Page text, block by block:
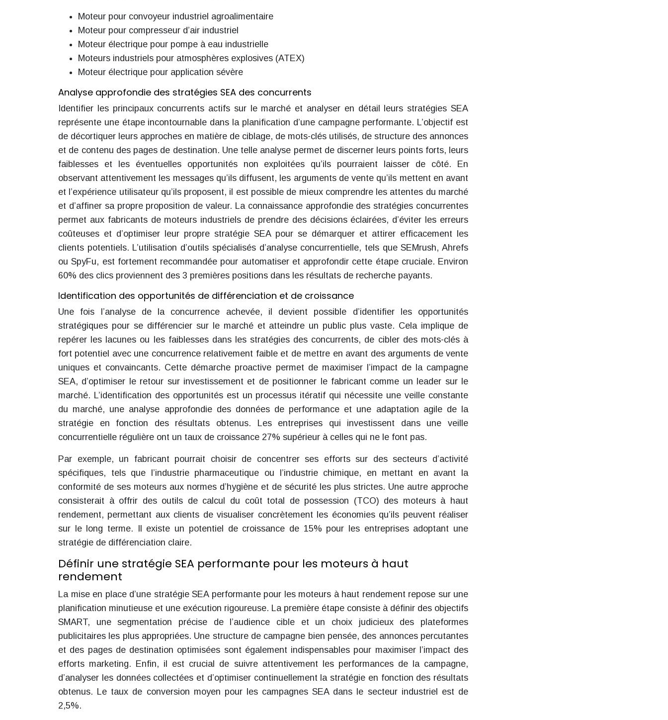
Moteur pour convoyeur industriel agroalimentaire
Moteur pour compresseur d’air industriel
Moteur électrique pour pompe à eau industrielle
Moteurs industriels pour atmosphères explosives (ATEX)
Moteur électrique pour application sévère
Analyse approfondie des stratégies SEA des concurrents
Identifier les principaux concurrents actifs sur le marché et analyser en détail leurs stratégies SEA
représente une étape incontournable dans la planification d’une campagne performante. L’objectif est
de décortiquer leurs approches en matière de ciblage, de mots-clés utilisés, de structure des annonces
et de contenu des pages de destination. Une telle analyse permet de discerner leurs points forts, leurs
faiblesses et les éventuelles opportunités non exploitées qu’ils pourraient laisser de côté. En
observant attentivement les messages qu’ils diffusent, les arguments de vente qu’ils mettent en avant
et l’expérience utilisateur qu’ils proposent, il est possible de mieux comprendre les attentes du marché
et d’affiner sa propre proposition de valeur. La connaissance approfondie des stratégies concurrentes
permet aux fabricants de moteurs industriels de prendre des décisions éclairées, d’éviter les erreurs
coûteuses et d’optimiser leur propre stratégie SEA pour se démarquer et attirer efficacement les
clients potentiels. L’utilisation d’outils spécialisés d’analyse concurrentielle, tels que SEMrush, Ahrefs
ou SpyFu, est fortement recommandée pour automatiser et approfondir cette étape cruciale. Environ
60% des clics proviennent des 3 premières positions dans les résultats de recherche payants.
Identification des opportunités de différenciation et de croissance
Une fois l’analyse de la concurrence achevée, il devient possible d’identifier les opportunités
stratégiques pour se différencier sur le marché et atteindre un public plus vaste. Cela implique de
repérer les lacunes ou les faiblesses dans les stratégies des concurrents, de cibler des mots-clés à
fort potentiel avec une concurrence relativement faible et de mettre en avant des arguments de vente
uniques et convaincants. Cette démarche proactive permet de maximiser l’impact de la campagne
SEA, d’optimiser le retour sur investissement et de positionner le fabricant comme un leader sur le
marché. L’identification des opportunités est un processus itératif qui nécessite une veille constante
du marché, une analyse approfondie des données de performance et une adaptation agile de la
stratégie en fonction des résultats obtenus. Les entreprises qui investissent dans une veille
concurrentielle régulière ont un taux de croissance 27% supérieur à celles qui ne le font pas.
Par exemple, un fabricant pourrait choisir de concentrer ses efforts sur des secteurs d’activité
spécifiques, tels que l’industrie pharmaceutique ou l’industrie chimique, en mettant en avant la
conformité de ses moteurs aux normes d’hygiène et de sécurité les plus strictes. Une autre approche
consisterait à offrir des outils de calcul du coût total de possession (TCO) des moteurs à haut
rendement, permettant aux clients de visualiser concrètement les économies qu’ils peuvent réaliser
sur le long terme. Il existe un potentiel de croissance de 15% pour les entreprises adoptant une
stratégie de différenciation claire.
Définir une stratégie SEA performante pour les moteurs à haut
rendement
La mise en place d’une stratégie SEA performante pour les moteurs à haut rendement repose sur une
planification minutieuse et une exécution rigoureuse. La première étape consiste à définir des objectifs
SMART, une segmentation précise de l’audience cible et un choix judicieux des plateformes
publicitaires les plus appropriées. Une structure de campagne bien pensée, des annonces percutantes
et des pages de destination optimisées sont également indispensables pour maximiser l’impact des
efforts marketing. Enfin, il est crucial de suivre attentivement les performances de la campagne,
d’analyser les données collectées et d’optimiser continuellement la stratégie en fonction des résultats
obtenus. Le taux de conversion moyen pour les campagnes SEA dans le secteur industriel est de
2,5%.